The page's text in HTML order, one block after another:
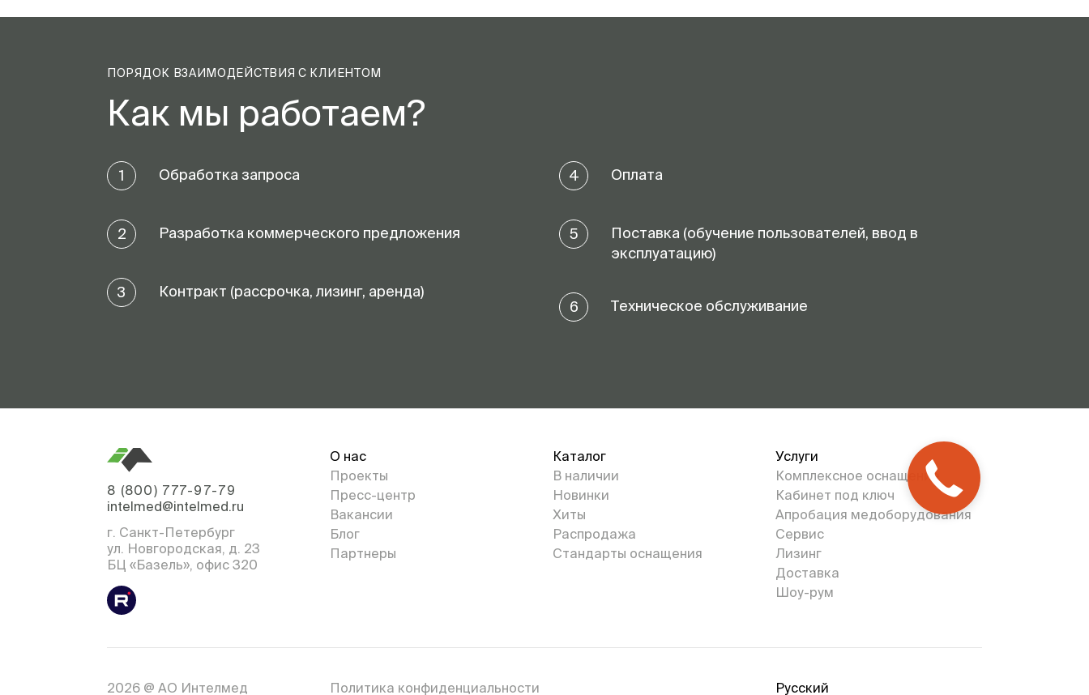
ПОРЯДОК ВЗАИМОДЕЙСТВИЯ С КЛИЕНТОМ
Как мы работаем?
1 Обработка запроса
2 Разработка коммерческого предложения
3 Контракт (рассрочка, лизинг, аренда)
4 Оплата
5
Поставка (обучение пользователей, ввод в
эксплуатацию)
6 Техническое обслуживание
8 (800) 777-97-79
intelmed@intelmed.ru
г. Санкт-Петербург
ул. Новгородская, д. 23
БЦ «Базель», офис 320
О нас
Проекты
Пресс-центр
Вакансии
Блог
Партнеры
Каталог
В наличии
Новинки
Хиты
Распродажа
Стандарты оснащения
Услуги
Комплексное оснащение
Кабинет под ключ
Апробация медоборудования
Сервис
Лизинг
Доставка
Шоу-рум
2026 @ АО Интелмед Политика конфиденциальности Русский